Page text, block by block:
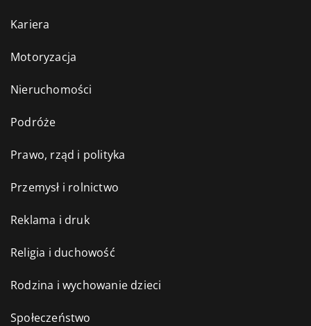
Kariera
Motoryzacja
Nieruchomości
Podróże
Prawo, rząd i polityka
Przemysł i rolnictwo
Reklama i druk
Religia i duchowość
Rodzina i wychowanie dzieci
Społeczeństwo